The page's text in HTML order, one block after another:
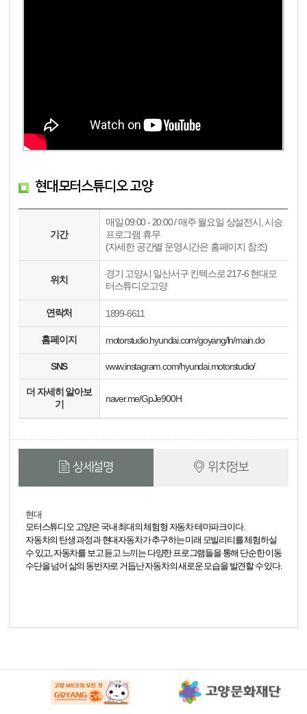
현대모터스튜디오 고양
기간
매일 09:00 - 20:00 / 매주 월요일 상설전시, 시승
프로그램 휴무
(자세한 공간별 운영시간은 홈페이지 참조)
위치
경기 고양시 일산서구 킨텍스로 217-6 현대모
터스튜디오고양
연락처 1899-6611
홈페이지 motorstudio.hyundai.com/goyang/ln/main.do
SNS www.instagram.com/hyundai.motorstudio/
더 자세히 알아보
기
naver.me/GpJe900H
상세설명 위치정보
현대
모터스튜디오 고양은 국내 최대의 체험형 자동차 테마파크이다.
자동차의 탄생 과정과 현대자동차가 추구하는 미래 모빌리티를 체험하실
수 있고, 자동차를 보고 듣고 느끼는 다양한 프로그램들을 통해 단순한 이동
수단을 넘어 삶의 동반자로 거듭난 자동차의 새로운 모습을 발견할 수 있다.